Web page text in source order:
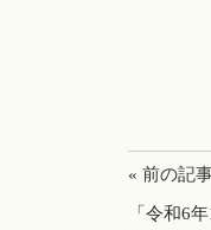
« 前の記
「令和6